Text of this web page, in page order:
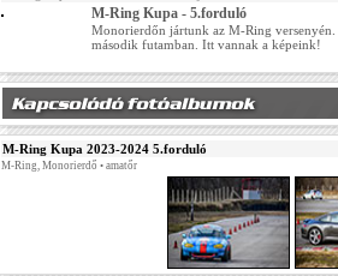
M-Ring Kupa - 5.forduló
Monorierdőn jártunk az M-Ring
második futamban. Itt vannak a képeink!
M-Ring Kupa 2023-2024 5.forduló
M-Ring, Monorierdő • amatőr